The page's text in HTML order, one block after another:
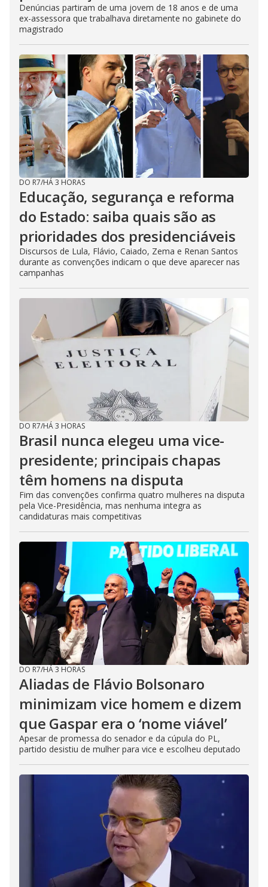
Denúncias partiram de uma jovem de 18 anos e de uma
ex-assessora que trabalhava diretamente no gabinete do
magistrado
DO R7/HÁ 3 HORAS
Educação, segurança e reforma
do Estado: saiba quais são as
prioridades dos presidenciáveis
Discursos de Lula, Flávio, Caiado, Zema e Renan Santos
durante as convenções indicam o que deve aparecer nas
campanhas
DO R7/HÁ 3 HORAS
Brasil nunca elegeu uma vice-
presidente; principais chapas
têm homens na disputa
Fim das convenções confirma quatro mulheres na disputa
pela Vice-Presidência, mas nenhuma integra as
candidaturas mais competitivas
DO R7/HÁ 3 HORAS
Aliadas de Flávio Bolsonaro
minimizam vice homem e dizem
que Gaspar era o ‘nome viável’
Apesar de promessa do senador e da cúpula do PL,
partido desistiu de mulher para vice e escolheu deputado